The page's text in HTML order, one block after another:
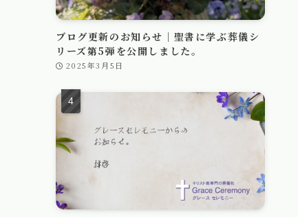
ブログ更新のお知らせ｜聖書に学ぶ葬儀シ
リーズ第5弾を公開しました。
2025年3月5日